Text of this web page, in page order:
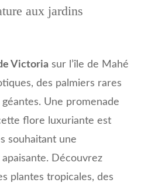
aux jardins
Victoria sur l’île de Mahé
des palmiers rares
Une promenade
flore luxuriante est
souhaitant une
Découvrez
plantes tropicales, des